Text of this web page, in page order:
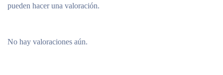
No hay valoraciones aún.
pueden hacer una valoración.